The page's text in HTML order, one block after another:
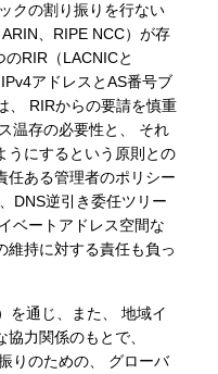
クの割り振りを行ない
、RIPE NCC）が存
RIR（LACNICと
アドレスとAS番号ブ
、 RIRからの要請を慎重
温存の必要性と、 それ
うにするという原則との
任ある管理者のポリシー
DNS逆引き委任ツリー
ベートアドレス空間な
維持に対する責任も負っ
を通じ、また、 地域イ
力関係のもとで、
りのための、 グローバ